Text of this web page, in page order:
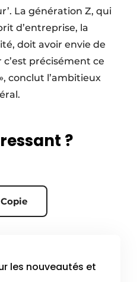
La génération Z, qui
d’entreprise, la
doit avoir envie de
précisément ce
conclut l’ambitieux
?
Copie
les nouveautés et